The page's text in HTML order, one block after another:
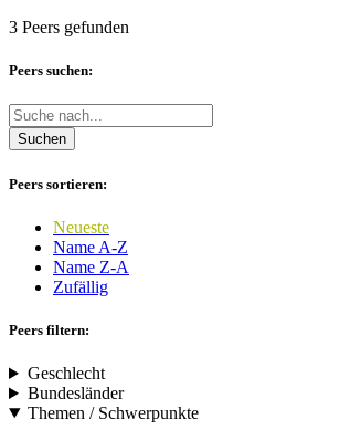
3 Peers gefunden
Peers suchen:
Suchen
Peers sortieren:
Neueste
Name A-Z
Name Z-A
Zufällig
Peers filtern:
Geschlecht
Bundesländer
Themen / Schwerpunkte